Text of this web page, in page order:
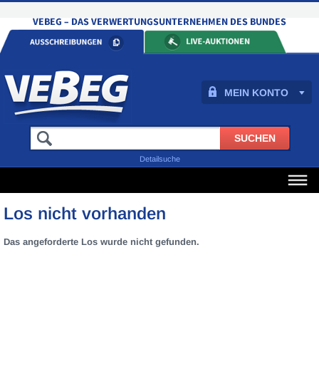
MEIN KONTO
Detailsuche
Los nicht vorhanden
Das angeforderte Los wurde nicht gefunden.